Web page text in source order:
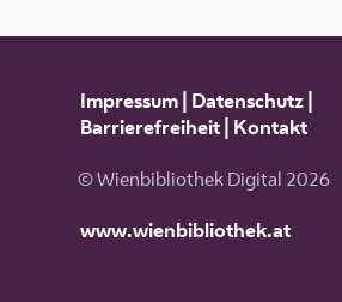
Impressum| Datenschutz|
Barrierefreiheit| Kontakt
© Wienbibliothek Digital 2026
www.wienbibliothek.at